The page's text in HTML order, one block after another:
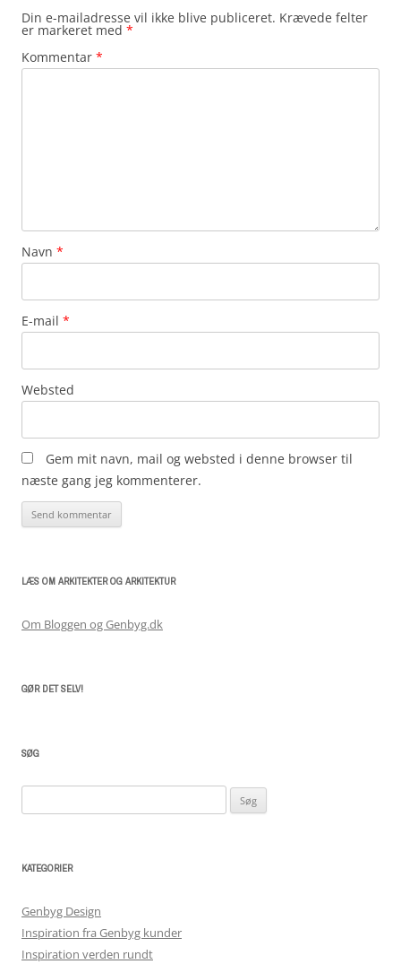
Din e-mailadresse vil ikke blive publiceret. Krævede felter
er markeret med *
Kommentar *
Navn *
E-mail *
Websted
Gem mit navn, mail og websted i denne browser til
næste gang jeg kommenterer.
LÆS OM ARKITEKTER OG ARKITEKTUR
Om Bloggen og Genbyg.dk
GØR DET SELV!
SØG
efter:
KATEGORIER
Genbyg Design
Inspiration fra Genbyg kunder
Inspiration verden rundt